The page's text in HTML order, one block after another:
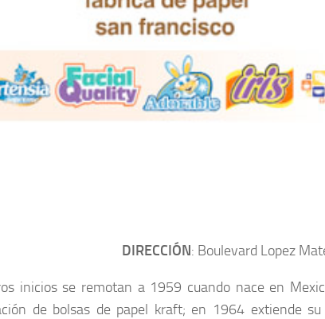
DIRECCIÓN: Boulevard Lopez
inicios se remotan a 1959 cuando nace en
de bolsas de papel kraft; en 1964 extiende